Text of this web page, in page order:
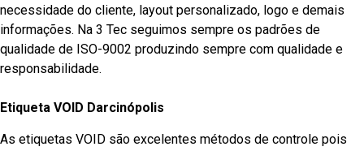
necessidade do cliente, layout personalizado, logo e demais
informações. Na 3 Tec seguimos sempre os padrões de
qualidade de ISO-9002 produzindo sempre com qualidade e
responsabilidade.
Etiqueta VOID Darcinópolis
As etiquetas VOID são excelentes métodos de controle pois